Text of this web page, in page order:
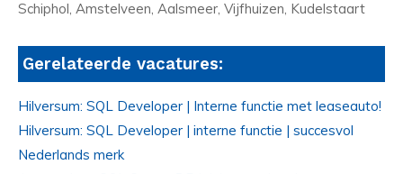
Schiphol, Amstelveen, Aalsmeer, Vijfhuizen, Kudelstaart
Gerelateerde vacatures:
Hilversum: SQL Developer | Interne functie met leaseauto!
Hilversum: SQL Developer | interne functie | succesvol
Nederlands merk